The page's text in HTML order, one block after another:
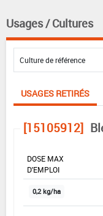
Usages / Cultures
USAGES RETIRÉS
[15105912]
DOSE MAX
D'EMPLOI
0,2 kg/ha